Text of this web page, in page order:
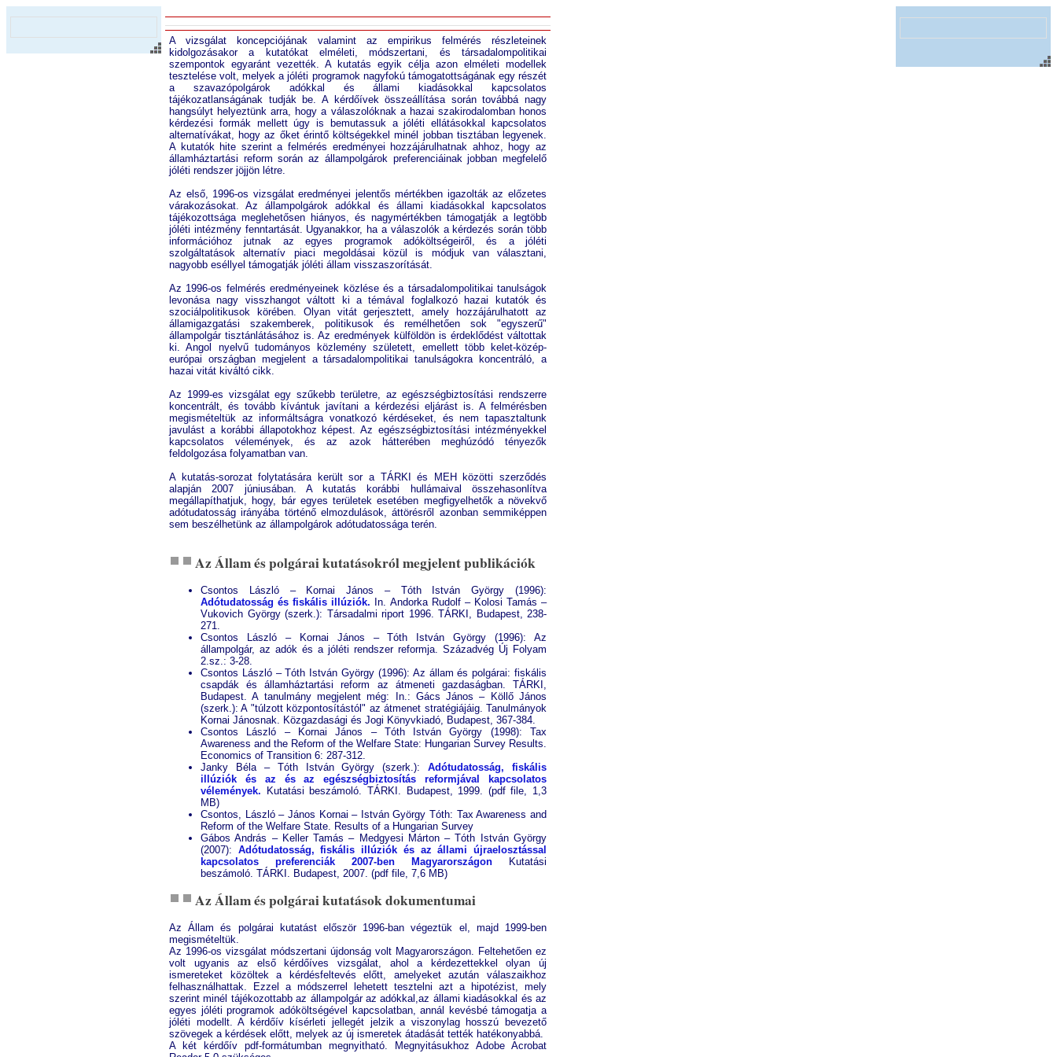
A vizsgálat koncepciójának valamint az empirikus felmérés részleteinek
kidolgozásakor a kutatókat elméleti, módszertani, és társadalompolitikai
szempontok egyaránt vezették. A kutatás egyik célja azon elméleti modellek
tesztelése volt, melyek a jóléti programok nagyfokú támogatottságának egy részét
a szavazópolgárok adókkal és állami kiadásokkal kapcsolatos
tájékozatlanságának tudják be. A kérdőívek összeállítása során továbbá nagy
hangsúlyt helyeztünk arra, hogy a válaszolóknak a hazai szakirodalomban honos
kérdezési formák mellett úgy is bemutassuk a jóléti ellátásokkal kapcsolatos
alternatívákat, hogy az őket érintő költségekkel minél jobban tisztában legyenek.
A kutatók hite szerint a felmérés eredményei hozzájárulhatnak ahhoz, hogy az
államháztartási reform során az állampolgárok preferenciáinak jobban megfelelő
jóléti rendszer jöjjön létre.
Az első, 1996-os vizsgálat eredményei jelentős mértékben igazolták az előzetes
várakozásokat. Az állampolgárok adókkal és állami kiadásokkal kapcsolatos
tájékozottsága meglehetősen hiányos, és nagymértékben támogatják a legtöbb
jóléti intézmény fenntartását. Ugyanakkor, ha a válaszolók a kérdezés során több
információhoz jutnak az egyes programok adóköltségeiről, és a jóléti
szolgáltatások alternatív piaci megoldásai közül is módjuk van választani,
nagyobb eséllyel támogatják jóléti állam visszaszorítását.
Az 1996-os felmérés eredményeinek közlése és a társadalompolitikai tanulságok
levonása nagy visszhangot váltott ki a témával foglalkozó hazai kutatók és
szociálpolitikusok körében. Olyan vitát gerjesztett, amely hozzájárulhatott az
államigazgatási szakemberek, politikusok és remélhetően sok "egyszerű"
állampolgár tisztánlátásához is. Az eredmények külföldön is érdeklődést váltottak
ki. Angol nyelvű tudományos közlemény született, emellett több kelet-közép-
európai országban megjelent a társadalompolitikai tanulságokra koncentráló, a
hazai vitát kiváltó cikk.
Az 1999-es vizsgálat egy szűkebb területre, az egészségbiztosítási rendszerre
koncentrált, és tovább kívántuk javítani a kérdezési eljárást is. A felmérésben
megismételtük az informáltságra vonatkozó kérdéseket, és nem tapasztaltunk
javulást a korábbi állapotokhoz képest. Az egészségbiztosítási intézményekkel
kapcsolatos vélemények, és az azok hátterében meghúzódó tényezők
feldolgozása folyamatban van.
A kutatás-sorozat folytatására került sor a TÁRKI és MEH közötti szerződés
alapján 2007 júniusában. A kutatás korábbi hullámaival összehasonlítva
megállapíthatjuk, hogy, bár egyes területek esetében megfigyelhetők a növekvő
adótudatosság irányába történő elmozdulások, áttörésről azonban semmiképpen
sem beszélhetünk az állampolgárok adótudatossága terén.
Az Állam és polgárai kutatásokról megjelent publikációk
Csontos László – Kornai János – Tóth István György (1996):
Adótudatosság és fiskális illúziók. In. Andorka Rudolf – Kolosi Tamás –
Vukovich György (szerk.): Társadalmi riport 1996. TÁRKI, Budapest, 238-
271.
Csontos László – Kornai János – Tóth István György (1996): Az
állampolgár, az adók és a jóléti rendszer reformja. Századvég Új Folyam
2.sz.: 3-28.
Csontos László – Tóth István György (1996): Az állam és polgárai: fiskális
csapdák és államháztartási reform az átmeneti gazdaságban. TÁRKI,
Budapest. A tanulmány megjelent még: In.: Gács János – Köllő János
(szerk.): A "túlzott központosítástól" az átmenet stratégiájáig. Tanulmányok
Kornai Jánosnak. Közgazdasági és Jogi Könyvkiadó, Budapest, 367-384.
Csontos László – Kornai János – Tóth István György (1998): Tax
Awareness and the Reform of the Welfare State: Hungarian Survey Results.
Economics of Transition 6: 287-312.
Janky Béla – Tóth István György (szerk.):Adótudatosság, fiskális
illúziók és az és az egészségbiztosítás reformjával kapcsolatos
vélemények. Kutatási beszámoló. TÁRKI. Budapest, 1999. (pdf file, 1,3
MB)
Csontos, László – János Kornai – István György Tóth: Tax Awareness and
Reform of the Welfare State. Results of a Hungarian Survey
Gábos András – Keller Tamás – Medgyesi Márton – Tóth István György
(2007): Adótudatosság, fiskális illúziók és az állami újraelosztással
kapcsolatos preferenciák 2007-ben Magyarországon Kutatási
beszámoló. TÁRKI. Budapest, 2007. (pdf file, 7,6 MB)
Az Állam és polgárai kutatások dokumentumai
Az Állam és polgárai kutatást először 1996-ban végeztük el, majd 1999-ben
megismételtük.
Az 1996-os vizsgálat módszertani újdonság volt Magyarországon. Feltehetően ez
volt ugyanis az első kérdőíves vizsgálat, ahol a kérdezettekkel olyan új
ismereteket közöltek a kérdésfeltevés előtt, amelyeket azután válaszaikhoz
felhasználhattak. Ezzel a módszerrel lehetett tesztelni azt a hipotézist, mely
szerint minél tájékozottabb az állampolgár az adókkal,az állami kiadásokkal és az
egyes jóléti programok adóköltségével kapcsolatban, annál kevésbé támogatja a
jóléti modellt. A kérdőív kísérleti jellegét jelzik a viszonylag hosszú bevezető
szövegek a kérdések előtt, melyek az új ismeretek átadását tették hatékonyabbá.
A két kérdőív pdf-formátumban megnyitható. Megnyitásukhoz Adobe Acrobat